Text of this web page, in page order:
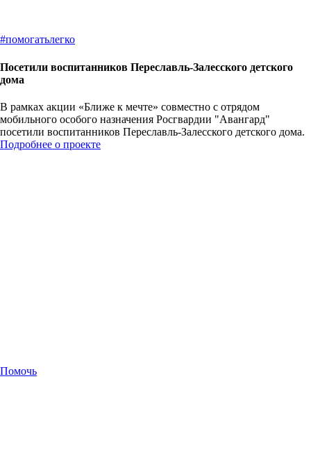
#помогатьлегко
Посетили воспитанников Переславль-Залесского детского
дома
В рамках акции «Ближе к мечте» совместно с отрядом
мобильного особого назначения Росгвардии "Авангард"
посетили воспитанников Переславль-Залесского детского дома.
Подробнее о проекте
Помочь